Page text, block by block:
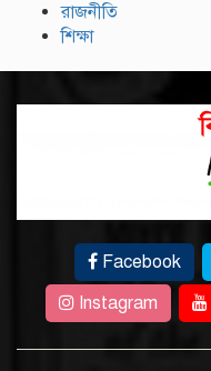
রাজনীতি
শিক্ষা
Facebook
Instagram